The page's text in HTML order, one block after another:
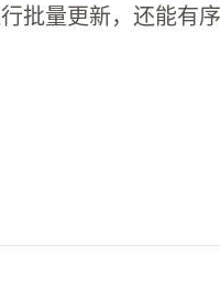
批量更新，还能有